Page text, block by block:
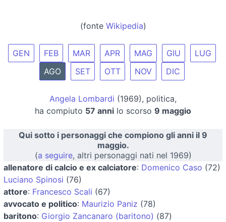
(fonte Wikipedia)
GEN FEB MAR APR MAG GIU
LUG
AGO
SET OTT NOV DIC
Angela Lombardi (1969), politica,
ha compiuto 57 anni lo scorso 9 maggio
Qui sotto i personaggi che compiono gli anni il 9
maggio.
(a seguire, altri personaggi nati nel 1969)
allenatore di calcio e ex calciatore: Domenico Caso (72)
Luciano Spinosi (76)
attore: Francesco Scali (67)
avvocato e politico: Maurizio Paniz (78)
baritono: Giorgio Zancanaro (baritono) (87)